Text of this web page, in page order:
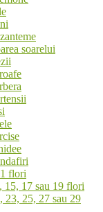
soarelui
flori
15, 17 sau 19 flori
23, 25, 27 sau 29